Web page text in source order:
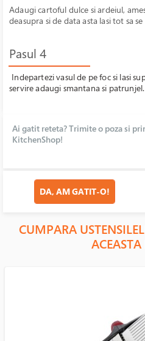
Adaugi cartoful dulce si ardeiul,
deasupra si de data asta lasi tot sa
Pasul 4
Indepartezi vasul de pe foc si lasi
servire adaugi smantana si patrunjel.
Ai gatit reteta? Trimite o poza si
KitchenShop!
DA, AM GATIT-O!
CUMPARA
ACEASTA